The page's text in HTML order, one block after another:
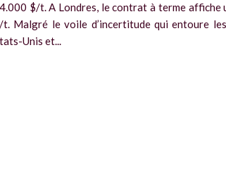
$/t. A Londres, le contrat à terme affiche
t. Malgré le voile d’incertitude qui entoure
Unis et...